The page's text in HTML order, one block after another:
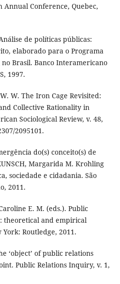
Annual Conference, Quebec,
de políticas públicas:
elaborado para o Programa
Brasil. Banco Interamericano
1997.
W. The Iron Cage Revisited:
Collective Rationality in
Sociological Review, v. 48,
2095101.
do(s) conceito(s) de
Margarida M. Krohling
sociedade e cidadania. São
2011.
E. M. (eds.). Public
theoretical and empirical
Routledge, 2011.
‘object’ of public relations
Public Relations Inquiry, v. 1,